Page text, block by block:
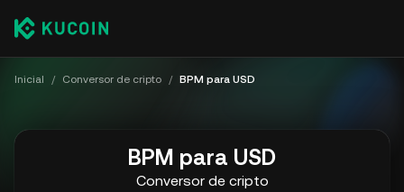
Inicial / Conversor de cripto / BPM para USD
BPM para USD
Conversor de cripto